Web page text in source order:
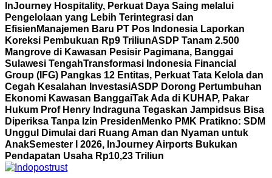
InJourney Hospitality, Perkuat Daya Saing melalui
Pengelolaan yang Lebih Terintegrasi dan
Efisien Manajemen Baru PT Pos Indonesia Laporkan
Koreksi Pembukuan Rp9 TriliunASDP Tanam 2.500
Mangrove di Kawasan Pesisir Pagimana, Banggai
Sulawesi TengahTransformasi Indonesia Financial
Group (IFG) Pangkas 12 Entitas, Perkuat Tata Kelola dan
Cegah Kesalahan InvestasiASDP Dorong Pertumbuhan
Ekonomi Kawasan BanggaiTak Ada di KUHAP, Pakar
Hukum Prof Henry Indraguna Tegaskan Jampidsus Bisa
Diperiksa Tanpa Izin Presiden Menko PMK Pratikno: SDM
Unggul Dimulai dari Ruang Aman dan Nyaman untuk
AnakSemester I 2026, InJourney Airports Bukukan
Pendapatan Usaha Rp10,23 Triliun